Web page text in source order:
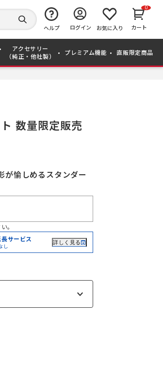
か
ら
検
索
す
る
ヘルプ ログイン お気に入り
0
カート
アクセサリー
（純正・他社製）
プレミアム機能 直販限定商品
数量限定販売
が愉しめるスタンダー
。
サービス
し
詳しく見る